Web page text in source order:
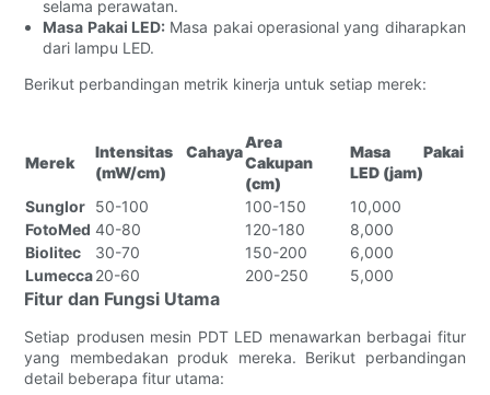
selama perawatan.
Masa Pakai LED:Masa pakai operasional yang diharapkan
dari lampu LED.
Berikut perbandingan metrik kinerja untuk setiap merek:
Merek
Intensitas Cahaya
(mW/cm)
Area
Cakupan
(cm)
Masa Pakai
LED (jam)
Sunglor 50-100 100-150
10,000
FotoMed 40-80 120-180
8,000
Biolitec
30-70 150-200
6,000
Lumecca20-60 200-250 5,000
Fitur dan Fungsi Utama
Setiap produsen mesin PDT LED menawarkan berbagai fitur
yang membedakan produk mereka. Berikut perbandingan
detail beberapa fitur utama: